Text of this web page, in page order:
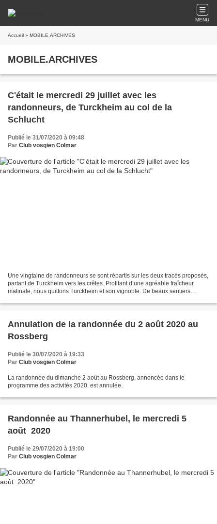
MENU
Accueil » MOBILE.ARCHIVES
MOBILE.ARCHIVES
C'était le mercredi 29 juillet avec les
randonneurs, de Turckheim au col de la
Schlucht
Publié le 31/07/2020 à 09:48
Par Club vosgien Colmar
Une vingtaine de randonneurs se sont répartis sur les deux tracés proposés,
partant de Turckheim vers les crêtes. Profitant d’une agréable fraîcheur
matinale, nous quittons Turckheim et son vignoble. De beaux sentiers
Annulation de la randonnée du 2 août 2020 au
Rossberg
Publié le 30/07/2020 à 19:33
Par Club vosgien Colmar
La randonnée du dimanche 2 août au Rossberg, annoncée dans le
programme des activités 2020, est annulée.
Randonnée au Thannerhubel, le mercredi 5
août 2020
Publié le 29/07/2020 à 19:00
Par Club vosgien Colmar